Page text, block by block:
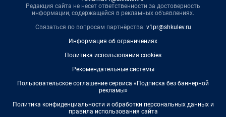
Редакция сайта не несет ответственности за достоверность
информации, содержащейся в рекламных объявлениях.
Связаться по вопросам партнёрства: v1pr@shkulev.ru
Информация об ограничениях
Политика использования cookies
Рекомендательные системы
Пользовательское соглашение сервиса «Подписка без баннерной
рекламы»
Политика конфиденциальности и обработки персональных данных и
правила использования сайта